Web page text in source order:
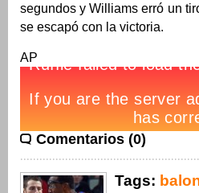
segundos y Williams erró un
se escapó con la victoria.
AP
Comentarios (0)
Tags: